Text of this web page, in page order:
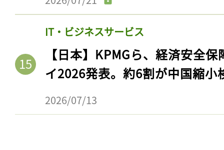
IT・ビジネスサービス
【日本】KPMGら、経済安全
イ2026発表。約6割が中国縮小
2026/07/13
会員登録